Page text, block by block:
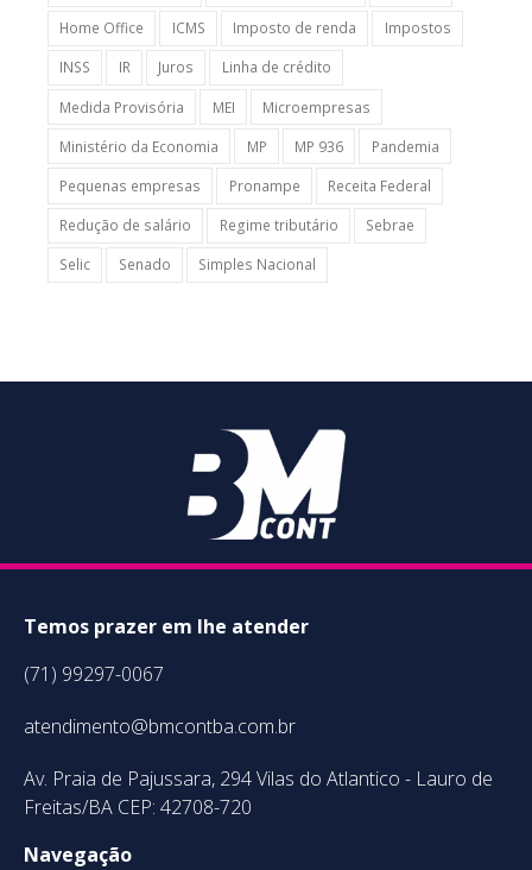
Home Office
ICMS Imposto de renda
Impostos
INSS
IR Juros
Linha de crédito
Medida Provisória
MEI
Microempresas
Ministério da Economia
MP MP 936
Pandemia
Pequenas empresas
Pronampe
Receita Federal
Redução de salário
Regime tributário
Sebrae
Selic
Senado Simples Nacional
Temos prazer em lhe atender
(71) 99297-0067
atendimento@bmcontba.com.br
Av. Praia de Pajussara, 294 Vilas do Atlantico - Lauro de
Freitas/BA CEP: 42708-720
Navegação